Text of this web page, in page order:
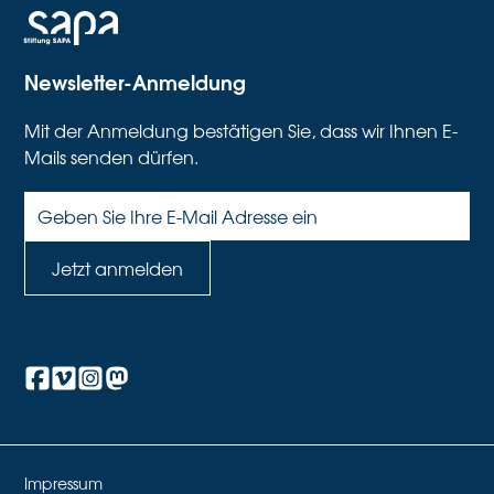
Newsletter-Anmeldung
Mit der Anmeldung bestätigen Sie, dass wir Ihnen E-
Mails senden dürfen.
Impressum